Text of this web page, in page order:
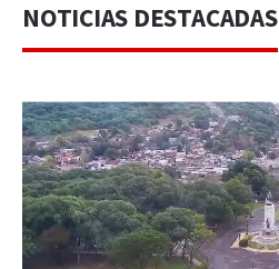
NOTICIAS DESTACADAS